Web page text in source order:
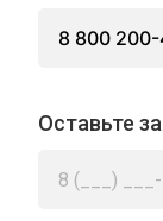
8 800
Оставьте